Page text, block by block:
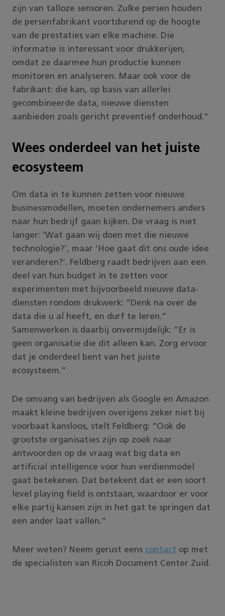
zijn van talloze sensoren. Zulke persen houden
de persenfabrikant voortdurend op de hoogte
van de prestaties van elke machine. Die
informatie is interessant voor drukkerijen,
omdat ze daarmee hun productie kunnen
monitoren en analyseren. Maar ook voor de
fabrikant: die kan, op basis van allerlei
gecombineerde data, nieuwe diensten
aanbieden zoals gericht preventief onderhoud.”
Wees onderdeel van het juiste
ecosysteem
Om data in te kunnen zetten voor nieuwe
businessmodellen, moeten ondernemers anders
naar hun bedrijf gaan kijken. De vraag is niet
langer: ‘Wat gaan wij doen met die nieuwe
technologie?’, maar ‘Hoe gaat dit ons oude idee
veranderen?’. Feldberg raadt bedrijven aan een
deel van hun budget in te zetten voor
experimenten met bijvoorbeeld nieuwe data-
diensten rondom drukwerk: “Denk na over de
data die u al heeft, en durf te leren.”
Samenwerken is daarbij onvermijdelijk: “Er is
geen organisatie die dit alleen kan. Zorg ervoor
dat je onderdeel bent van het juiste
ecosysteem.”
De omvang van bedrijven als Google en Amazon
maakt kleine bedrijven overigens zeker niet bij
voorbaat kansloos, stelt Feldberg: “Ook de
grootste organisaties zijn op zoek naar
antwoorden op de vraag wat big data en
artificial intelligence voor hun verdienmodel
gaat betekenen. Dat betekent dat er een soort
level playing field is ontstaan, waardoor er voor
elke partij kansen zijn in het gat te springen dat
een ander laat vallen.”
Meer weten? Neem gerust eens contact op met
de specialisten van Ricoh Document Center Zuid.